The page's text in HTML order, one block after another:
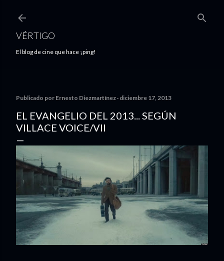
VÉRTIGO
El blog de cine que hace ¡ping!
Publicado por Ernesto Diezmartínez diciembre 17, 2013
EL EVANGELIO DEL 2013... SEGÚN
VILLACE VOICE/VII